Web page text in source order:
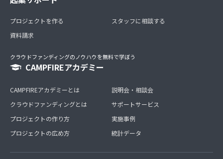
プロジェクトを作る
資料請求
スタッフに相談する
クラウドファンディングのノウハウを無料で学ぼう
CAMPFIREアカデミー
CAMPFIREアカデミーとは
クラウドファンディングとは
プロジェクトの作り方
プロジェクトの広め方
説明会・相談会
サポートサービス
実施事例
統計データ